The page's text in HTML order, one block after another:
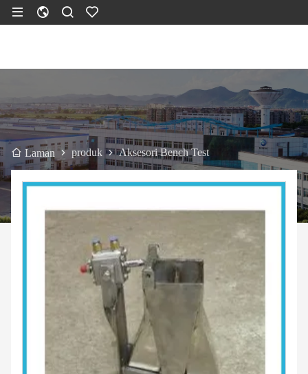
Laman produk Aksesori Bench Test